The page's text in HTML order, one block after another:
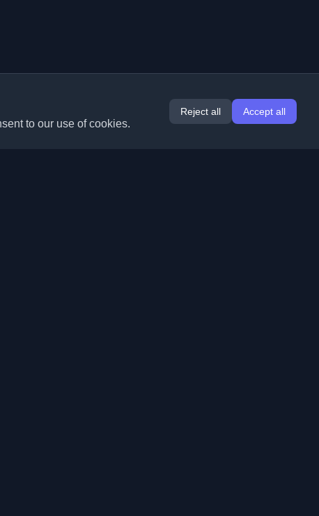
to our use of cookies.
Reject all Accept all